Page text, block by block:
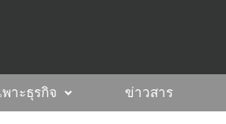
าะธุรกิจ ข่าวสาร